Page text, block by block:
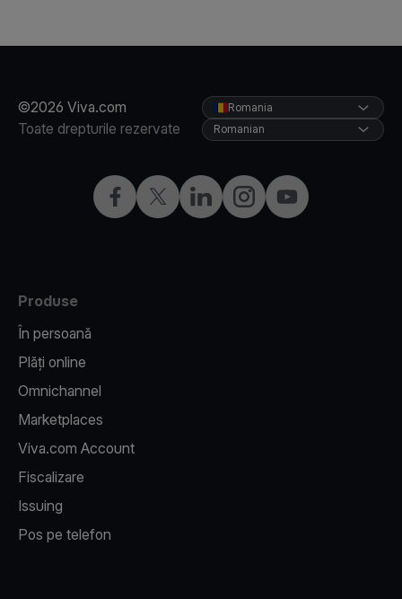
©2026 Viva.com
Toate drepturile rezervate
Facebook
X LinkedInInstagramYouTube
Romania
Romanian
Produse
În persoană
Plăți online
Omnichannel
Marketplaces
Viva.com Account
Fiscalizare
Issuing
Pos pe telefon